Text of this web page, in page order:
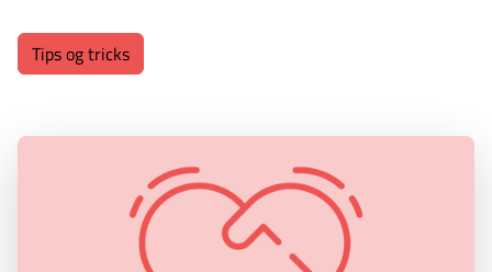
Tips og tricks